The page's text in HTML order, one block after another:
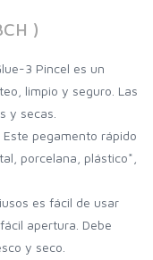
)
3 Pincel es un
limpio y seguro. Las
y secas.
pegamento rápido
porcelana, plástico*,
es fácil de usar
apertura. Debe
y seco.